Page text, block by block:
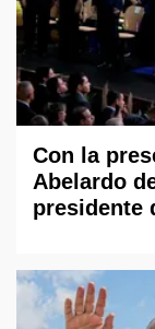
Con la
Abelardo
presidente